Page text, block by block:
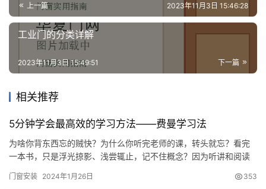
上一篇 2023年11月3日 15:46:28
工业门的分类详解
下一篇
2023年11月3日 15:49:51
相关推荐
5分钟学会最高效的学习方法——费曼学习法
为啥你背东西忘的贼快？为什么你听完老师的课，转头就忘？看完
一本书，只是浮光掠影、浅尝辄止，记不住概念？因为听讲和阅读
只有进入“主动学习”层面，主动输出，分享或教别人自己学过的东
门窗安装 2024年1月26日 353